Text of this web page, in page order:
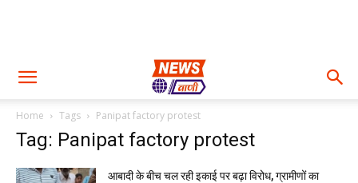
Home Tags Panipat factory protest
Tag: Panipat factory protest
आबादी के बीच चल रही इकाई पर बढ़ा विरोध, ग्रामीणों का